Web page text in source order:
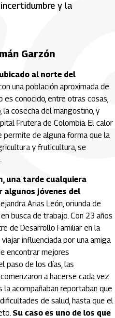
y la
Garzón
al norte del
una población aproximada de
es conocido, entre otras cosas,
cosecha del mangostino, y
Frutera de Colombia. El calor
permite de alguna forma que la
y fruticultura, se
una tarde cualquiera
algunos jóvenes del
Arias León, oriunda de
busca de trabajo. Con 23 años
de Desarrollo Familiar en la
influenciada por una amiga
encontrar mejores
paso de los días, las
a hacerse cada vez
la acompañaban reportaban que
de salud, hasta que el
Su caso es uno de los que